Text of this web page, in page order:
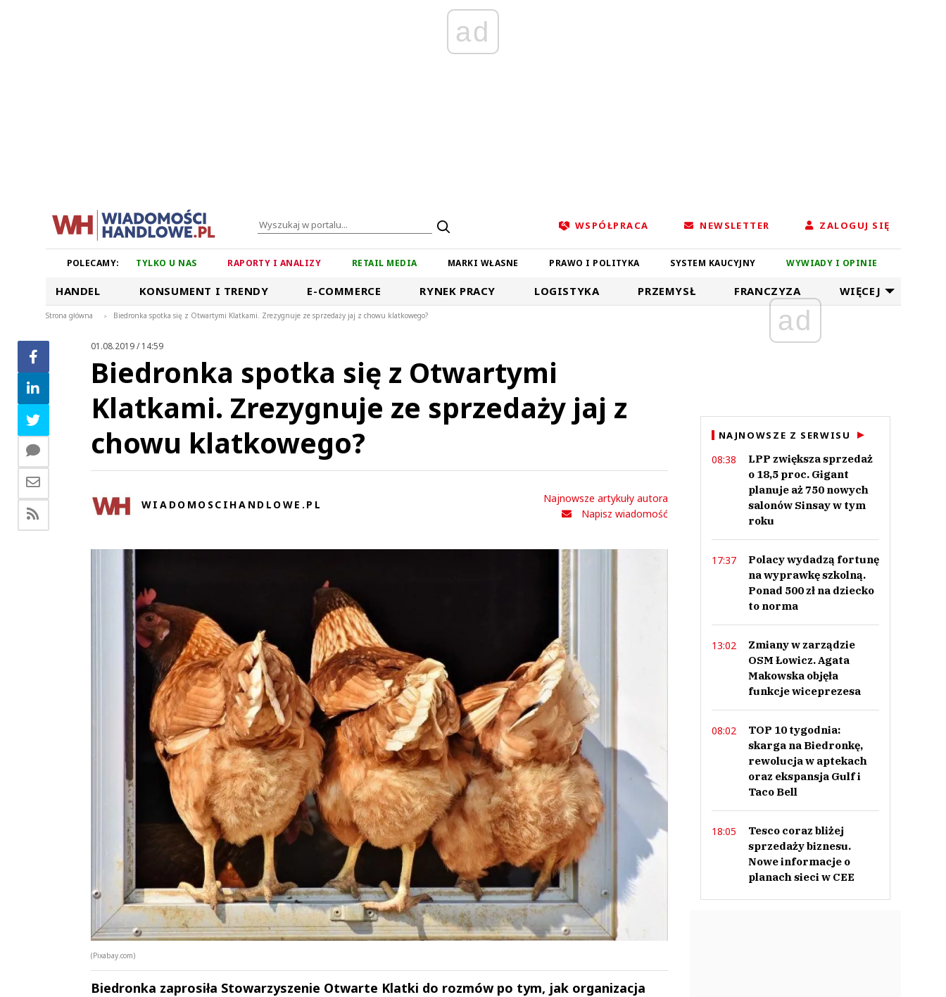
ad
WSPÓŁPRACA NEWSLETTER ZALOGUJ SIĘ
POLECAMY: TYLKO U NAS RAPORTY I ANALIZY RETAIL MEDIA MARKI WŁASNE PRAWO I POLITYKA SYSTEM KAUCYJNY WYWIADY I OPINIE
HANDEL KONSUMENT I TRENDY E-COMMERCE RYNEK PRACY LOGISTYKA PRZEMYSŁ FRANCZYZA WIĘCEJ
Strona główna > Biedronka spotka się z Otwartymi Klatkami. Zrezygnuje ze sprzedaży jaj z chowu klatkowego?
01.08.2019 / 14:59
Biedronka spotka się z Otwartymi
Klatkami. Zrezygnuje ze sprzedaży jaj z
chowu klatkowego?
WIADOMOSCIHANDLOWE.PL
Najnowsze artykuły autora
Napisz wiadomość
(Pixabay.com)
Biedronka zaprosiła Stowarzyszenie Otwarte Klatki do rozmów po tym, jak organizacja
ad
NAJNOWSZE Z SERWISU
08:38
LPP zwiększa sprzedaż
o 18,5 proc. Gigant
planuje aż 750 nowych
salonów Sinsay w tym
roku
17:37
Polacy wydadzą fortunę
na wyprawkę szkolną.
Ponad 500 zł na dziecko
to norma
13:02
Zmiany w zarządzie
OSM Łowicz. Agata
Makowska objęła
funkcje wiceprezesa
08:02
TOP 10 tygodnia:
skarga na Biedronkę,
rewolucja w aptekach
oraz ekspansja Gulf i
Taco Bell
18:05
Tesco coraz bliżej
sprzedaży biznesu.
Nowe informacje o
planach sieci w CEE